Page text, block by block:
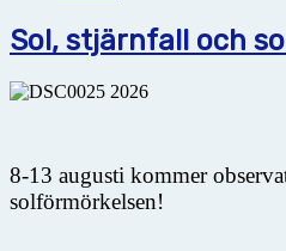
Sol, stjärnfall och
8-13 augusti kommer
solförmörkelsen!